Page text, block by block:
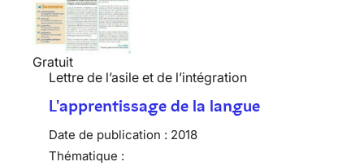
Gratuit
Lettre de l’asile et de l’intégration
L'apprentissage de la langue
Date de publication : 2018
Thématique :